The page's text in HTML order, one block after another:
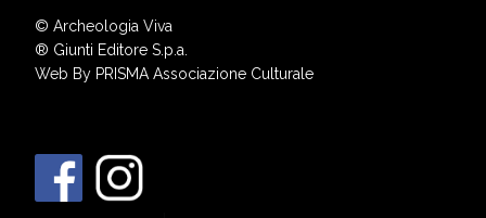
© Archeologia Viva
® Giunti Editore S.p.a.
Web By PRISMA Associazione Culturale